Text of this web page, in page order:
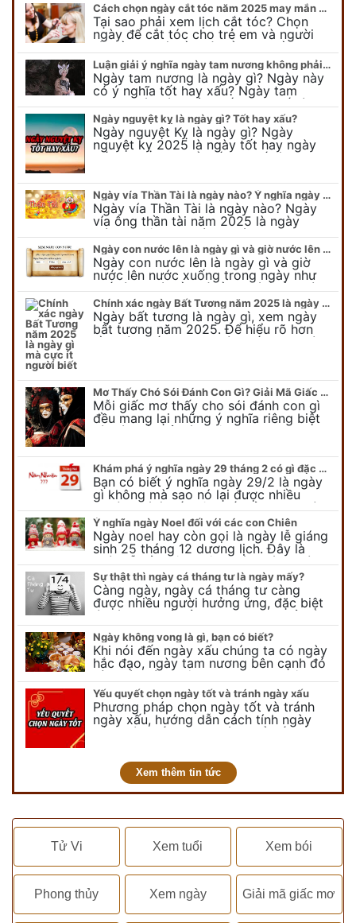
Cách chọn ngày cắt tóc năm 2025 may mắn cho cả trẻ em và người lớn
Tại sao phải xem lịch cắt tóc? Chọn
ngày để cắt tóc cho trẻ em và người
lớn cần lưu ý điều gì để gặp nhiều may
mắn ? Khi…
Luận giải ý nghĩa ngày tam nương không phải ai cũng biết
Ngày tam nương là ngày gì? Ngày này
có ý nghĩa tốt hay xấu? Ngày tam
nương sát có nguồn gốc như thế nào?
Cần kiêng kỵ điều gì khi…
Ngày nguyệt kỵ là ngày gì? Tốt hay xấu?
Ngày nguyệt Kỵ là ngày gì? Ngày
nguyệt kỵ 2025 là ngày tốt hay ngày
xấu, xem ngay để biết chi tiết ý nghĩa
Ngày vía Thần Tài là ngày nào? Ý nghĩa ngày vía Thần Tài năm 2025
Ngày vía Thần Tài là ngày nào? Ngày
vía ông thần tài năm 2025 là ngày
mùng 10 âm lịch hàng tháng. Tại sao
trong ngày này, tất cả mọi…
Ngày con nước lên là ngày gì và giờ nước lên nước xuống trong ngày?
Ngày con nước lên là ngày gì và giờ
nước lên nước xuống trong ngày như
thế nào? Có điều gì cần chú ý về ngày
con nước lên? Đừng…
Chính xác ngày Bất Tương năm 2025 là ngày gì mà cực ít người biết
Ngày bất tương là ngày gì, xem ngày
bất tương năm 2025. Để hiểu rõ hơn
về ngày bất tương, ngày bất tương là
Mơ Thấy Chó Sói Đánh Con Gì? Giải Mã Giấc Mơ Bí Ẩn
Mỗi giấc mơ thấy cho sói đánh con gì
đều mang lại những ý nghĩa riêng biệt
và có thể phản ánh tâm trạng, suy nghĩ
Khám phá ý nghĩa ngày 29 tháng 2 có gì đặc biệt?
Bạn có biết ý nghĩa ngày 29/2 là ngày
gì không mà sao nó lại được nhiều
người chú ý đến vậy. Tất cả mọi người
đều cho rằng đây…
Ý nghĩa ngày Noel đối với các con Chiên
Ngày noel hay còn gọi là ngày lễ giáng
sinh 25 tháng 12 dương lịch. Đây là
ngày lễ của bên thiên chúa giáo, ngày
lễ thiên chúa giáng sinh,…
Sự thật thì ngày cá tháng tư là ngày mấy?
Càng ngày, ngày cá tháng tư càng
được nhiều người hưởng ứng, đặc biệt
là các bạn trẻ bởi họ sẽ nghĩ ra đủ trò
vui chơi, tinh nghịch, hài…
Ngày không vong là gì, bạn có biết?
Khi nói đến ngày xấu chúng ta có ngày
hắc đạo, ngày tam nương bên cạnh đó
còn có ngày không vong. Tuy nhiên khi
nói đến ngày không vong…
Yếu quyết chọn ngày tốt và tránh ngày xấu
Phương pháp chọn ngày tốt và tránh
ngày xấu, hướng dẫn cách tính ngày
tốt, ngày xấu trong tháng để tiến hành
Xem thêm tin tức
Tử Vi Xem tuổi Xem bói
Phong thủy Xem ngày Giải mã giấc mơ